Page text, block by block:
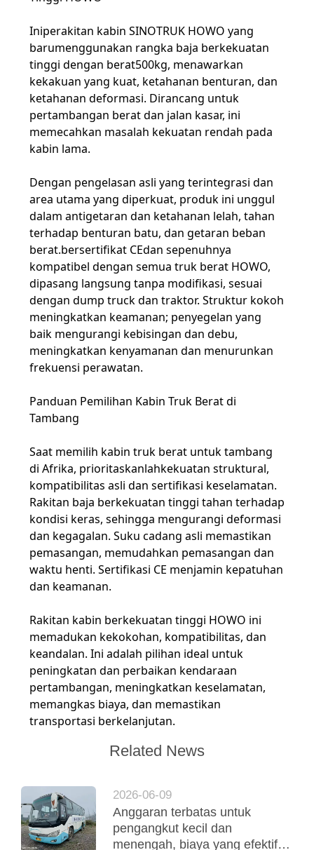
Iniperakitan kabin SINOTRUK HOWO yang
barumenggunakan rangka baja berkekuatan
tinggi dengan berat500kg, menawarkan
kekakuan yang kuat, ketahanan benturan, dan
ketahanan deformasi. Dirancang untuk
pertambangan berat dan jalan kasar, ini
memecahkan masalah kekuatan rendah pada
kabin lama.
Dengan pengelasan asli yang terintegrasi dan
area utama yang diperkuat, produk ini unggul
dalam antigetaran dan ketahanan lelah, tahan
terhadap benturan batu, dan getaran beban
berat.bersertifikat CEdan sepenuhnya
kompatibel dengan semua truk berat HOWO,
dipasang langsung tanpa modifikasi, sesuai
dengan dump truck dan traktor. Struktur kokoh
meningkatkan keamanan; penyegelan yang
baik mengurangi kebisingan dan debu,
meningkatkan kenyamanan dan menurunkan
frekuensi perawatan.
Panduan Pemilihan Kabin Truk Berat di
Tambang
Saat memilih kabin truk berat untuk tambang
di Afrika, prioritaskanlahkekuatan struktural,
kompatibilitas asli dan sertifikasi keselamatan.
Rakitan baja berkekuatan tinggi tahan terhadap
kondisi keras, sehingga mengurangi deformasi
dan kegagalan. Suku cadang asli memastikan
pemasangan, memudahkan pemasangan dan
waktu henti. Sertifikasi CE menjamin kepatuhan
dan keamanan.
Rakitan kabin berkekuatan tinggi HOWO ini
memadukan kekokohan, kompatibilitas, dan
keandalan. Ini adalah pilihan ideal untuk
peningkatan dan perbaikan kendaraan
pertambangan, meningkatkan keselamatan,
memangkas biaya, dan memastikan
transportasi berkelanjutan.
Related News
2026-06-09
Anggaran terbatas untuk
pengangkut kecil dan
menengah, biaya yang efektif